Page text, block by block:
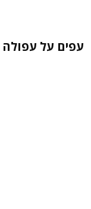
עפים על עפולה